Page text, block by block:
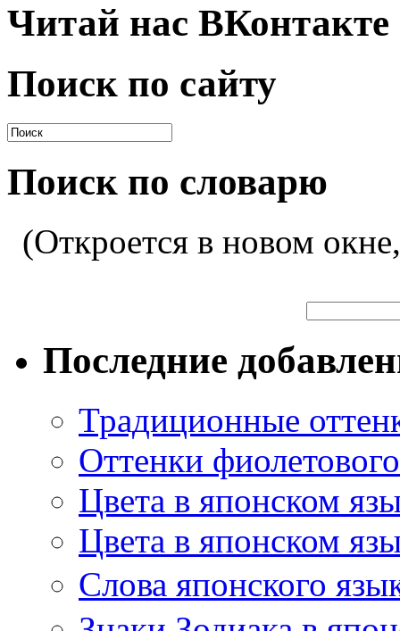
Читай нас ВКонтакте
Поиск по сайту
Поиск по словарю
(Откроется в новом
Последние
Традиционные
Оттенки
Цвета в японском
Цвета в японском
Слова японского